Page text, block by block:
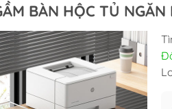
BÀN GIÁM ĐỐC
BÀN HỌP
BÀN QUẦY LỄ TÂN
BÀN TRAINING
BÀN HỘC TỦ